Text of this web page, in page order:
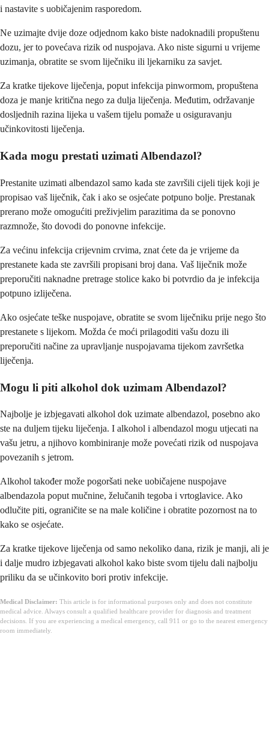
i nastavite s uobičajenim rasporedom.
Ne uzimajte dvije doze odjednom kako biste nadoknadili propuštenu
dozu, jer to povećava rizik od nuspojava. Ako niste sigurni u vrijeme
uzimanja, obratite se svom liječniku ili ljekarniku za savjet.
Za kratke tijekove liječenja, poput infekcija pinwormom, propuštena
doza je manje kritična nego za dulja liječenja. Međutim, održavanje
dosljednih razina lijeka u vašem tijelu pomaže u osiguravanju
učinkovitosti liječenja.
Kada mogu prestati uzimati Albendazol?
Prestanite uzimati albendazol samo kada ste završili cijeli tijek koji je
propisao vaš liječnik, čak i ako se osjećate potpuno bolje. Prestanak
prerano može omogućiti preživjelim parazitima da se ponovno
razmnože, što dovodi do ponovne infekcije.
Za većinu infekcija crijevnim crvima, znat ćete da je vrijeme da
prestanete kada ste završili propisani broj dana. Vaš liječnik može
preporučiti naknadne pretrage stolice kako bi potvrdio da je infekcija
potpuno izliječena.
Ako osjećate teške nuspojave, obratite se svom liječniku prije nego što
prestanete s lijekom. Možda će moći prilagoditi vašu dozu ili
preporučiti načine za upravljanje nuspojavama tijekom završetka
liječenja.
Mogu li piti alkohol dok uzimam Albendazol?
Najbolje je izbjegavati alkohol dok uzimate albendazol, posebno ako
ste na duljem tijeku liječenja. I alkohol i albendazol mogu utjecati na
vašu jetru, a njihovo kombiniranje može povećati rizik od nuspojava
povezanih s jetrom.
Alkohol također može pogoršati neke uobičajene nuspojave
albendazola poput mučnine, želučanih tegoba i vrtoglavice. Ako
odlučite piti, ograničite se na male količine i obratite pozornost na to
kako se osjećate.
Za kratke tijekove liječenja od samo nekoliko dana, rizik je manji, ali je
i dalje mudro izbjegavati alkohol kako biste svom tijelu dali najbolju
priliku da se učinkovito bori protiv infekcije.
Medical Disclaimer: This article is for informational purposes only and does not constitute
medical advice. Always consult a qualified healthcare provider for diagnosis and treatment
decisions. If you are experiencing a medical emergency, call 911 or go to the nearest emergency
room immediately.